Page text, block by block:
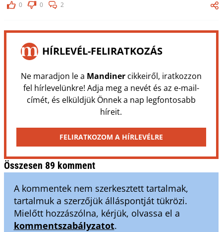
0 0 2
HÍRLEVÉL-FELIRATKOZÁS
Ne maradjon le a Mandinercikkeiről, iratkozzon
fel hírlevelünkre! Adja meg a nevét és az e-mail-
címét, és elküldjük Önnek a nap legfontosabb
híreit.
FELIRATKOZOM A HÍRLEVÉLRE
Összesen 89 komment
A kommentek nem szerkesztett tartalmak,
tartalmuk a szerzőjük álláspontját tükrözi.
Mielőtt hozzászólna, kérjük, olvassa el a
kommentszabályzatot.